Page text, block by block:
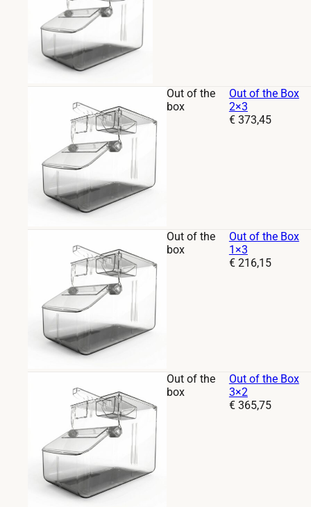
Out of the
box
Out of the Box
2×3
Prijs:
€373,45
Out of the
box
Out of the Box
1×3
Prijs:
€216,15
Out of the
box
Out of the Box
3×2
Prijs:
€365,75